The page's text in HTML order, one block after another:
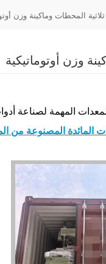
المحطات وماكينة وزن
وزن أوتوماتيكية
المهمة لصناعة
المائدة المصنوعة من